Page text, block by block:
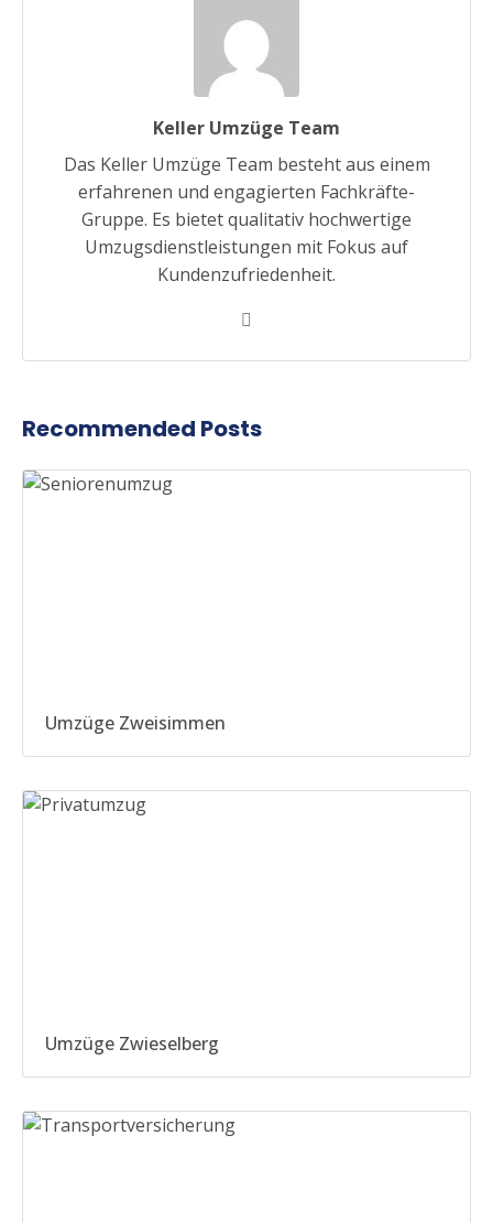
Keller Umzüge Team
Das Keller Umzüge Team besteht aus einem
erfahrenen und engagierten Fachkräfte-
Gruppe. Es bietet qualitativ hochwertige
Umzugsdienstleistungen mit Fokus auf
Kundenzufriedenheit.
Recommended Posts
Umzüge Zweisimmen
Umzüge Zwieselberg